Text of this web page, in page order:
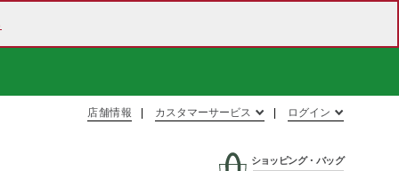
店舗情報 カスタマーサービス ログイン
ショッピング・バッグ